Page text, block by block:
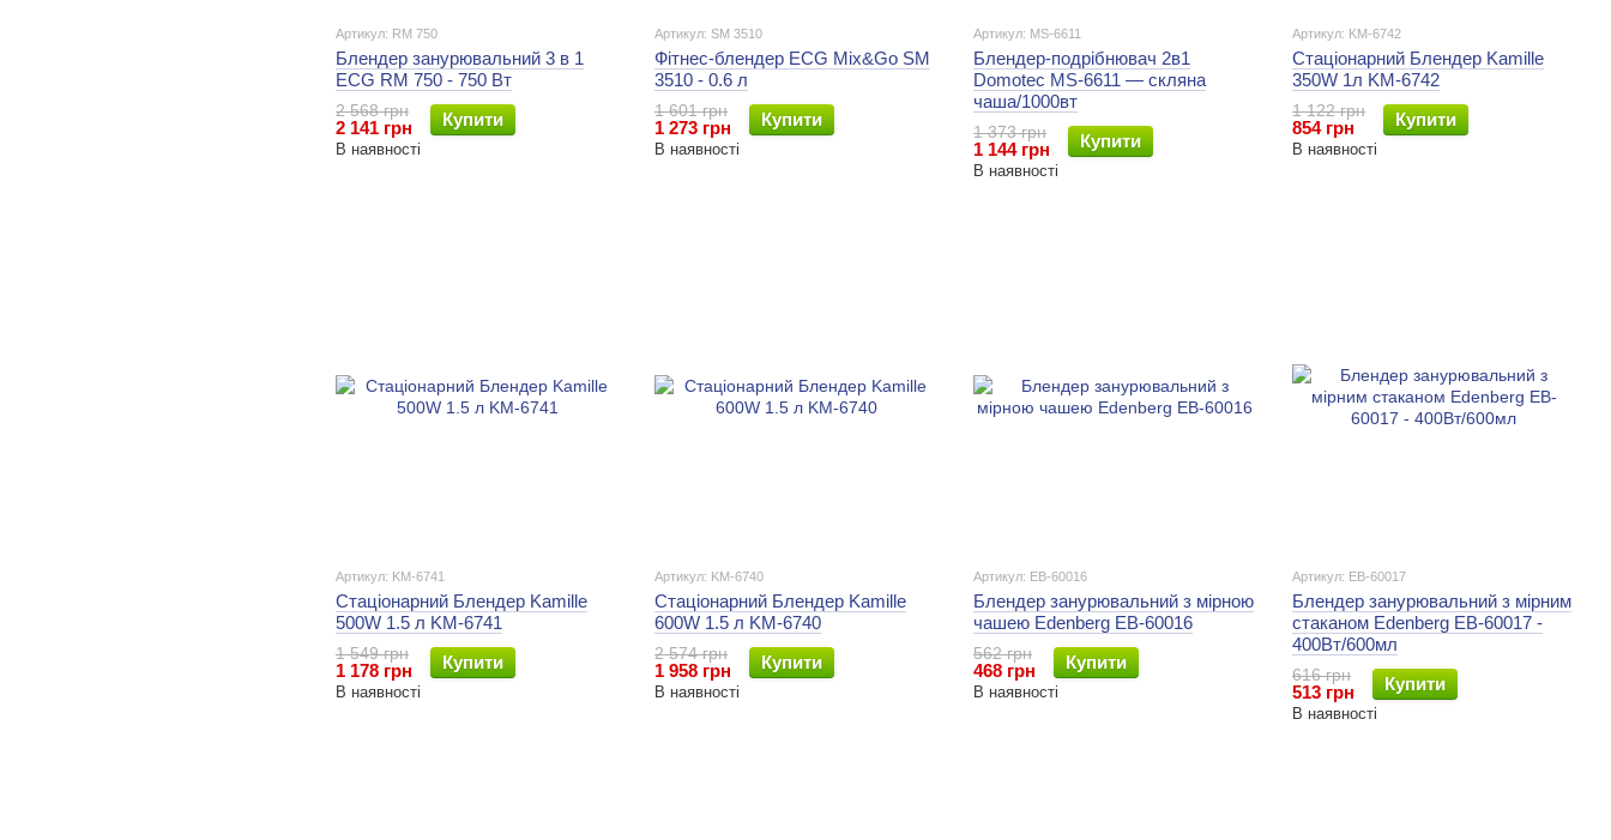
Артикул: RM 750
Блендер занурювальний 3 в 1
ECG RM 750 - 750 Вт
2 568 грн
2 141 грн Купити
В наявності
Артикул: SM 3510
Фітнес-блендер ECG Mix&Go SM
3510 - 0.6 л
1 601 грн
1 273 грн Купити
В наявності
Артикул: MS-6611
Блендер-подрібнювач 2в1
Domotec MS-6611 — скляна
чаша/1000вт
1 373 грн
1 144 грн Купити
В наявності
Артикул: KM-6742
Стаціонарний Блендер Kamille
350W 1л KM-6742
1 122 грн
854 грн Купити
В наявності
Артикул: KM-6741
Стаціонарний Блендер Kamille
500W 1.5 л KM-6741
1 549 грн
1 178 грн Купити
В наявності
Артикул: KM-6740
Стаціонарний Блендер Kamille
600W 1.5 л KM-6740
2 574 грн
1 958 грн Купити
В наявності
Артикул: EB-60016
Блендер занурювальний з мірною
чашею Edenberg EB-60016
562 грн
468 грн Купити
В наявності
Артикул: EB-60017
Блендер занурювальний з мірним
стаканом Edenberg EB-60017 -
400Вт/600мл
616 грн
513 грн Купити
В наявності